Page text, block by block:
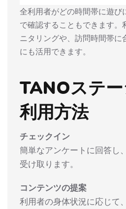
全利用者がどの時間帯に遊び
で確認することもできます。
ニタリングや、訪問時間帯に
にも活用できます。
TANOステ
利用方法
チェックイン
簡単なアンケートに回答し
受け取ります。
コンテンツの提案
利用者の身体状況に応じて